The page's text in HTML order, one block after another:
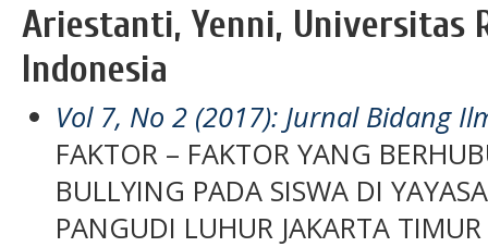
Ariestanti, Yenni, Universitas
Indonesia
Vol 7, No 2 (2017): Jurnal Bidang
FAKTOR – FAKTOR YANG
BULLYING PADA SISWA DI
PANGUDI LUHUR JAKARTA